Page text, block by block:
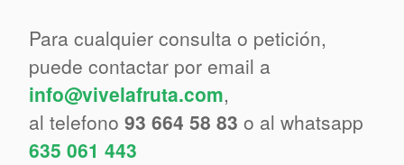
Para cualquier consulta o petición,
puede contactar por email a
info@vivelafruta.com,
al telefono 93 664 58 83 o al whatsapp
635 061 443